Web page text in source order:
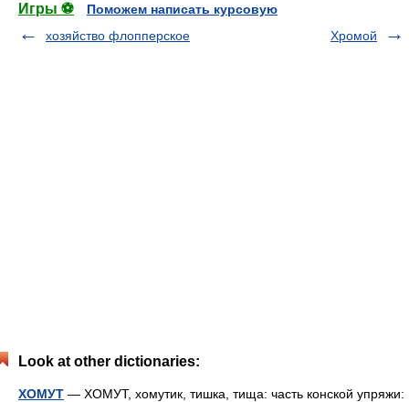
Игры ⚽
Поможем написать курсовую
хозяйство флопперское
Хромой
Look at other dictionaries:
ХОМУТ — ХОМУТ, хомутик, тишка, тища: часть конской упряжи: